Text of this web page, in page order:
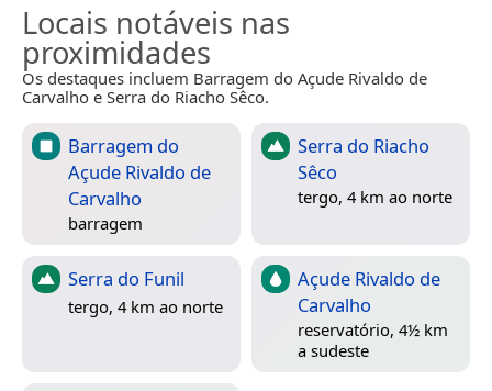
Locais notáveis nas
proximidades
Os destaques incluem Barragem do Açude Rivaldo de
Carvalho e Serra do Riacho Sêco.
Barragem do
Açude Rivaldo de
Carvalho
barragem
Serra do Riacho
Sêco
tergo, 4 km ao norte
Serra do Funil
tergo, 4 km ao norte
Açude Rivaldo de
Carvalho
reservatório, 4½ km
a sudeste